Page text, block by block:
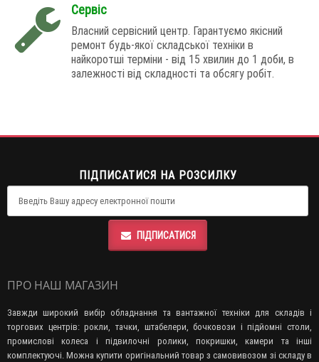
Сервіс
Власний сервісний центр. Гарантуємо якісний
ремонт будь-якої складської техніки в
найкоротші терміни - від 15 хвилин до 1 доби, в
залежності від складності та обсягу робіт.
ПІДПИСАТИСЯ НА РОЗСИЛКУ
ПІДПИСАТИСЯ
ПРО НАШ МАГАЗИН
Завжди широкий вибір обладнання та вантажної техніки для складів і
торгових центрів: рокли, тачки, штабелери, бочковози і підйомні столи,
промислові колеса і підвилочні ролики, покришки, камери та інші
комплектуючі. Можна купити оригінальний товар з самовивозом зі складу в